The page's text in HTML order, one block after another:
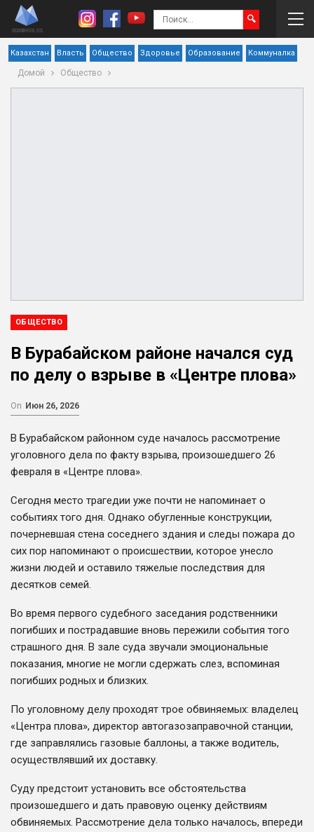
Казахстан Власть Общество Здоровье Образование Коммуналка
Домой Общество
ОБЩЕСТВО
В Бурабайском районе начался суд
по делу о взрыве в «Центре плова»
On Июн 26, 2026
В Бурабайском районном суде началось рассмотрение
уголовного дела по факту взрыва, произошедшего 26
февраля в «Центре плова».
Сегодня место трагедии уже почти не напоминает о
событиях того дня. Однако обугленные конструкции,
почерневшая стена соседнего здания и следы пожара до
сих пор напоминают о происшествии, которое унесло
жизни людей и оставило тяжелые последствия для
десятков семей.
Во время первого судебного заседания родственники
погибших и пострадавшие вновь пережили события того
страшного дня. В зале суда звучали эмоциональные
показания, многие не могли сдержать слез, вспоминая
погибших родных и близких.
По уголовному делу проходят трое обвиняемых: владелец
«Центра плова», директор автогазозаправочной станции,
где заправлялись газовые баллоны, а также водитель,
осуществлявший их доставку.
Суду предстоит установить все обстоятельства
произошедшего и дать правовую оценку действиям
обвиняемых. Рассмотрение дела только началось, впереди